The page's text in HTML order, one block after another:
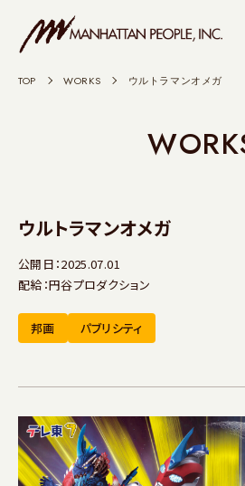
TOP > WORKS > ウルトラマンオメガ
ウルトラマンオメガ
公開日：2025.07.01
配給：円谷プロダクション
邦画 パブリシティ